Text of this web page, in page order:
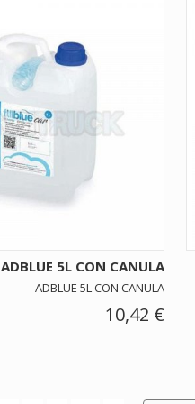
ADBLUE 5L CON CANULA
ADBLUE 5L CON CANULA
10,42 €